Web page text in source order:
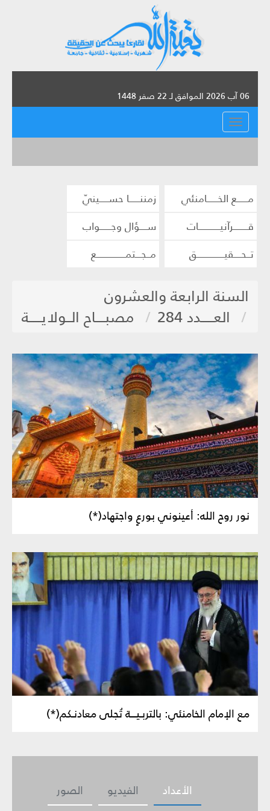
06 آب 2026 الموافق لـ 22 صفر 1448
القائمة
مــــــع الخــــــامنئي
زمننــــــا حســـــينيّ
قــــــــرآنيــــــــــــات
ســــؤال وجــــــواب
تــحــــقيـــــــــــــــق
مــجـــتمــــــــــــــــع
السنة الرابعة والعشرون
العـــــدد 284
مصبــــاح الــولايـــــة
نور روح الله: أعينوني بورعٍ واجتهاد(*)
مع الإمام الخامنئي: بالتربـيـــة تُجلى معادنـكم(*)
الصور الفيديو الأعداد